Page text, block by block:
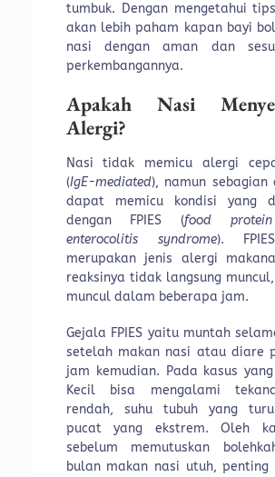
tumbuk. Dengan mengetahui
akan lebih paham kapan bayi
nasi dengan aman dan
perkembangannya.
Apakah Nasi
Alergi?
Nasi tidak memicu alergi
(IgE-mediated), namun sebagian
dapat memicu kondisi yang
dengan FPIES (food
enterocolitis syndrome).
merupakan jenis alergi
reaksinya tidak langsung
muncul dalam beberapa jam.
Gejala FPIES yaitu muntah
setelah makan nasi atau diare
jam kemudian. Pada kasus
Kecil bisa mengalami
rendah, suhu tubuh yang
pucat yang ekstrem. Oleh
sebelum memutuskan
bulan makan nasi utuh, penting